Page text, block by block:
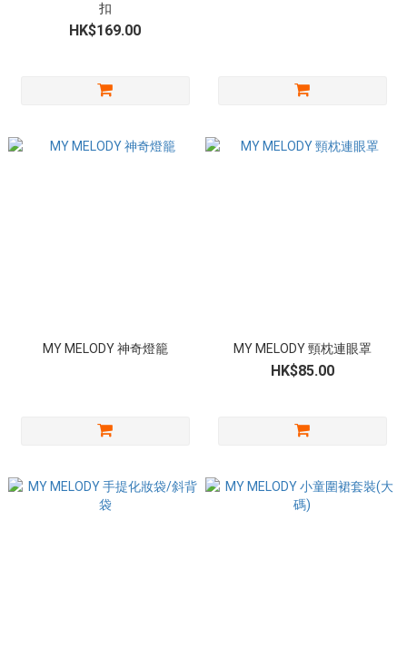
扣
HK$169.00
MY MELODY 神奇燈籠 MY MELODY 頸枕連眼罩
HK$85.00